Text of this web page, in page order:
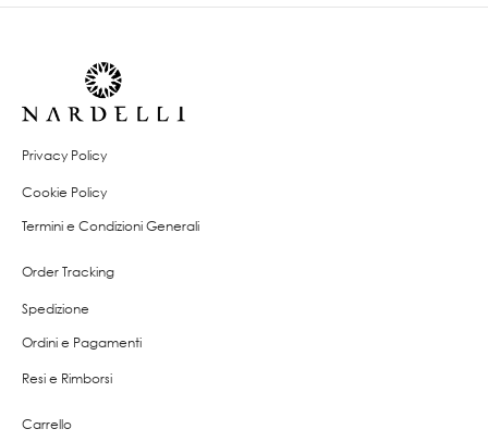
Privacy Policy
Cookie Policy
Termini e Condizioni Generali
Order Tracking
Spedizione
Ordini e Pagamenti
Resi e Rimborsi
Carrello